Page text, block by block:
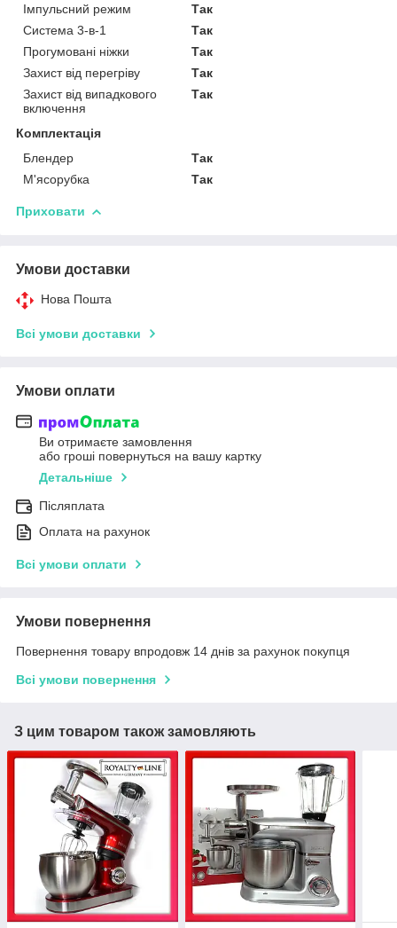
Імпульсний режим
Так
Система 3-в-1
Так
Прогумовані ніжки
Так
Захист від перегріву
Так
Захист від випадкового
включення
Так
Комплектація
Блендер
Так
М'ясорубка
Так
Приховати
Умови доставки
Нова Пошта
Всі умови доставки
Умови оплати
Ви отримаєте замовлення
або гроші повернуться на вашу картку
Детальніше
Післяплата
Оплата на рахунок
Всі умови оплати
Умови повернення
Повернення товару впродовж 14 днів за рахунок покупця
Всі умови повернення
З цим товаром також замовляють